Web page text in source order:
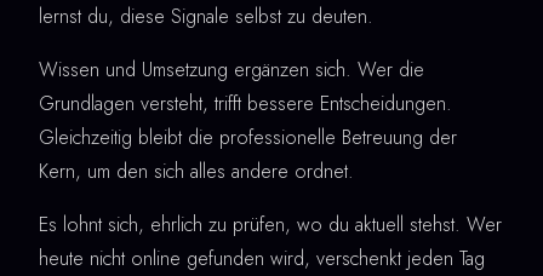
lernst du, diese Signale selbst zu deuten.
Wissen und Umsetzung ergänzen sich. Wer die
Grundlagen versteht, trifft bessere Entscheidungen.
Gleichzeitig bleibt die professionelle Betreuung der
Kern, um den sich alles andere ordnet.
Es lohnt sich, ehrlich zu prüfen, wo du aktuell stehst. Wer
heute nicht online gefunden wird, verschenkt jeden Tag